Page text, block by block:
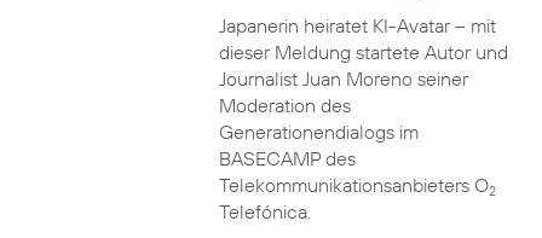
Japanerin heiratet KI-Avatar – mit
dieser Meldung startete Autor und
Journalist Juan Moreno seiner
Moderation des
Generationendialogs im
BASECAMP des
Telekommunikationsanbieters O2
Telefónica.